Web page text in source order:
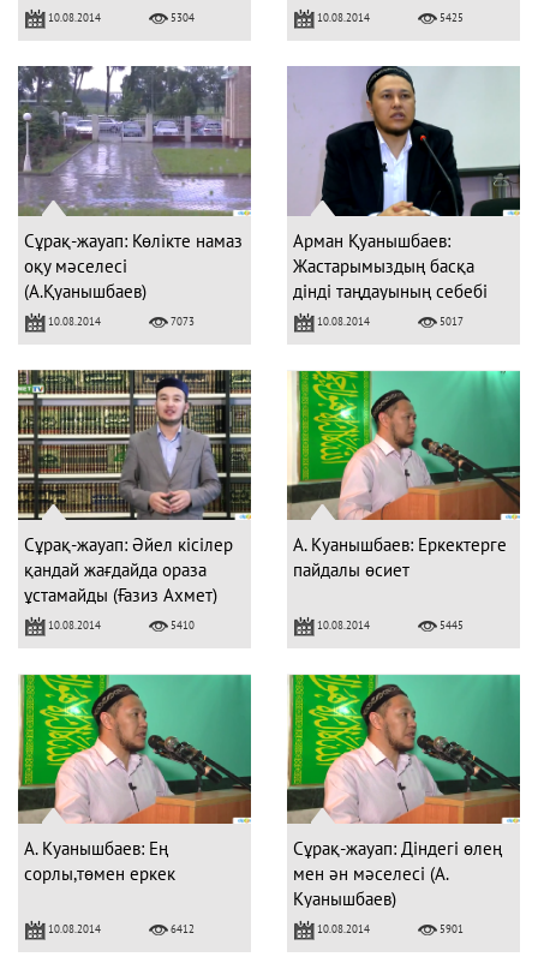
10.08.2014 5304 10.08.2014 5425
Сұрақ-жауап: Көлікте намаз
оқу мәселесі
(А.Қуанышбаев)
10.08.2014 7073
Арман Қуанышбаев:
Жастарымыздың басқа
дінді таңдауының себебі
неде?10.08.2014 5017
Сұрақ-жауап: Әйел кісілер
қандай жағдайда ораза
ұстамайды (Ғазиз Ахмет)
10.08.2014 5410
А. Куанышбаев: Еркектерге
пайдалы өсиет
10.08.2014 5445
А. Куанышбаев: Ең
сорлы,төмен еркек
10.08.2014 6412
Сұрақ-жауап: Діндегі өлең
мен ән мәселесі (А.
Куанышбаев)
10.08.2014 5901